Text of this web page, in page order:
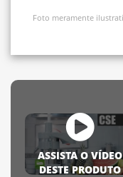
Foto meramente
ASSISTA O VÍDEO
DESTE PRODUTO